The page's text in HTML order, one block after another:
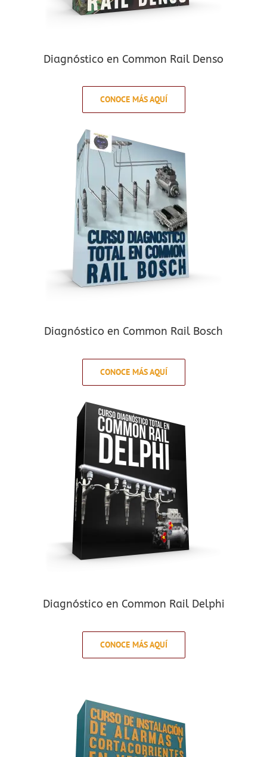
Diagnóstico en Common Rail Denso
CONOCE MÁS AQUÍ
Diagnóstico en Common Rail Bosch
CONOCE MÁS AQUÍ
Diagnóstico en Common Rail Delphi
CONOCE MÁS AQUÍ